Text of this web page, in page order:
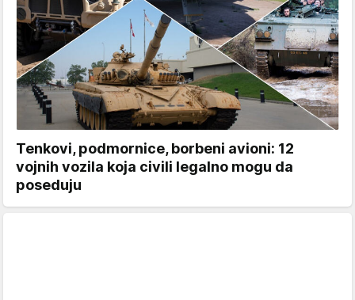
Tenkovi, podmornice, borbeni avioni: 12
vojnih vozila koja civili legalno mogu da
poseduju